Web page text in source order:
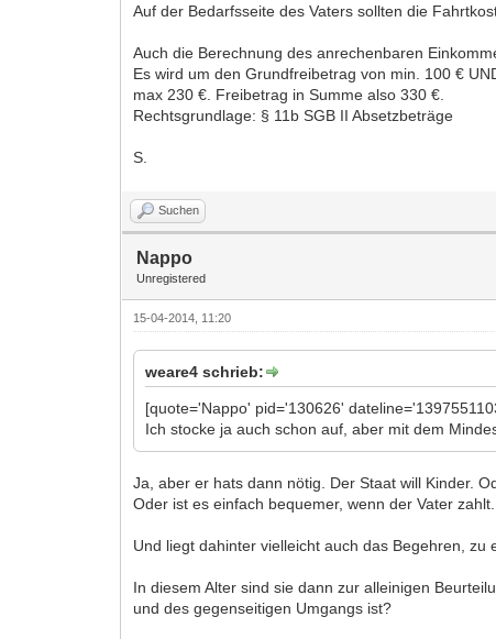
Auf der Bedarfsseite des Vaters sollten die
Auch die Berechnung des anrechenbaren
Es wird um den Grundfreibetrag von min. 100 €
max 230 €. Freibetrag in Summe also 330 €.
Rechtsgrundlage: § 11b SGB II Absetzbeträge
S.
Suchen
Nappo
Unregistered
15-04-2014, 11:20
weare4 schrieb:
[quote='Nappo' pid='130626'
Ich stocke ja auch schon auf, aber mit dem
Ja, aber er hats dann nötig. Der Staat will Kinder.
Oder ist es einfach bequemer, wenn der Vater zahlt.
Und liegt dahinter vielleicht auch das Begehren,
In diesem Alter sind sie dann zur alleinigen
und des gegenseitigen Umgangs ist?